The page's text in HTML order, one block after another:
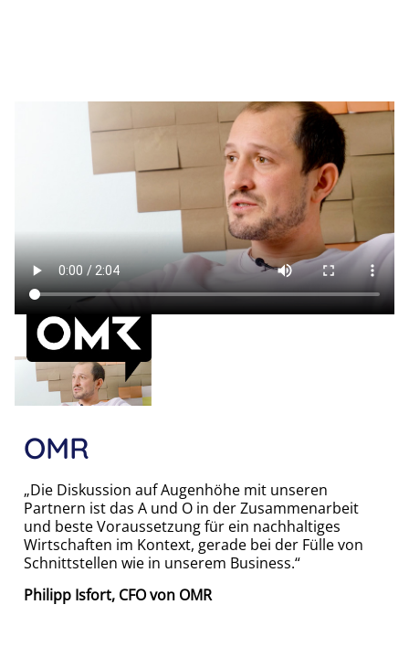
OMR
„Die Diskussion auf Augenhöhe mit unseren
Partnern ist das A und O in der Zusammenarbeit
und beste Voraussetzung für ein nachhaltiges
Wirtschaften im Kontext, gerade bei der Fülle von
Schnittstellen wie in unserem Business.“
Philipp Isfort, CFO von OMR